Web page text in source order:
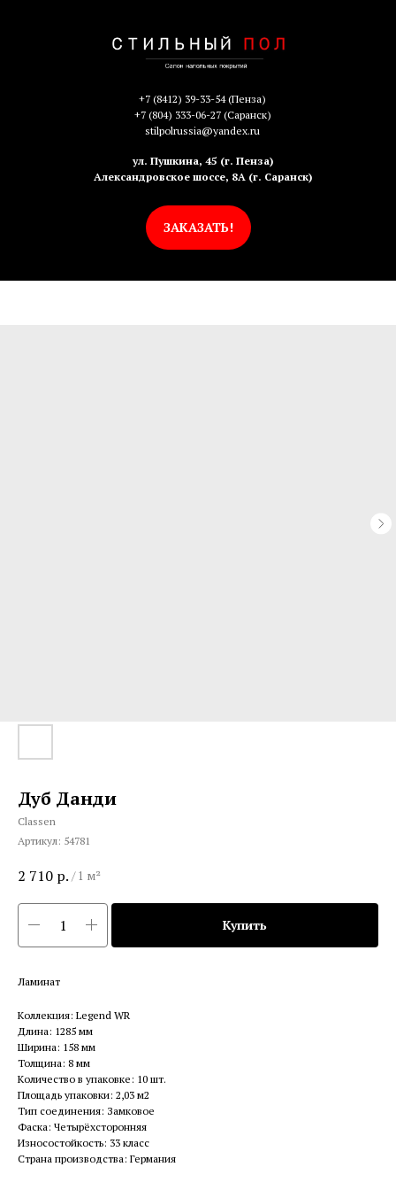
+7 (8412) 39-33-54(Пенза)
+7 (804) 333-06-27(Саранск)
stilpolrussia@yandex.ru
ул. Пушкина, 45 (г. Пенза)
Александровское шоссе, 8А (г. Саранск)
ЗАКАЗАТЬ!
Дуб Данди
Classen
Артикул: 54781
2 710 р. / 1 м²
Купить
Ламинат
Коллекция: Legend WR
Длина: 1285 мм
Ширина: 158 мм
Толщина: 8 мм
Количество в упаковке: 10 шт.
Площадь упаковки: 2,03 м2
Тип соединения: Замковое
Фаска: Четырёхсторонняя
Износостойкость: 33 класс
Страна производства: Германия